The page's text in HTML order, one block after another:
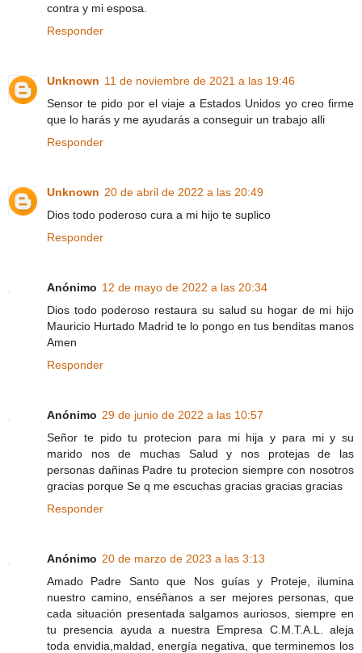
contra y mi esposa.
Responder
Unknown 11 de noviembre de 2021 a las 19:46
Sensor te pido por el viaje a Estados Unidos yo creo firme
que lo harás y me ayudarás a conseguir un trabajo alli
Responder
Unknown 20 de abril de 2022 a las 20:49
Dios todo poderoso cura a mi hijo te suplico
Responder
Anónimo 12 de mayo de 2022 a las 20:34
Dios todo poderoso restaura su salud su hogar de mi hijo
Mauricio Hurtado Madrid te lo pongo en tus benditas manos
Amen
Responder
Anónimo 29 de junio de 2022 a las 10:57
Señor te pido tu protecion para mi hija y para mi y su
marido nos de muchas Salud y nos protejas de las
personas dañinas Padre tu protecion siempre con nosotros
gracias porque Se q me escuchas gracias gracias gracias
Responder
Anónimo 20 de marzo de 2023 a las 3:13
Amado Padre Santo que Nos guías y Proteje, ilumina
nuestro camino, enséñanos a ser mejores personas, que
cada situación presentada salgamos auriosos, siempre en
tu presencia ayuda a nuestra Empresa C.M.T.A.L. aleja
toda envidia,maldad, energía negativa, que terminemos los